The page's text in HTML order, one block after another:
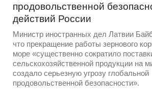
продовольственной
действий России
Министр иностранных дел Латвии
что прекращение работы зернового
море «существенно сократило
сельскохозяйственной продукции на
создало серьезную угрозу глобальной
продовольственной безопасности».